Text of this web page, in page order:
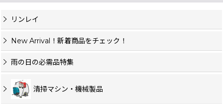
リンレイ
New Arrival！新着商品をチェック！
雨の日の必需品特集
清掃マシン・機械製品